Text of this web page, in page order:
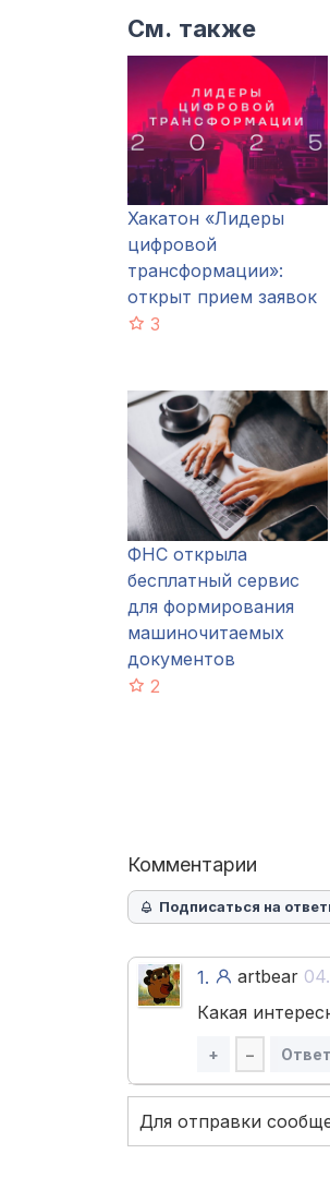
См. также
Хакатон «Лидеры
цифровой
трансформации»:
открыт прием заявок
3
ФНС открыла
бесплатный сервис
для формирования
машиночитаемых
документов
2
Комментарии
Подписаться на
1. artbear
Какая
+ –
Для отправки